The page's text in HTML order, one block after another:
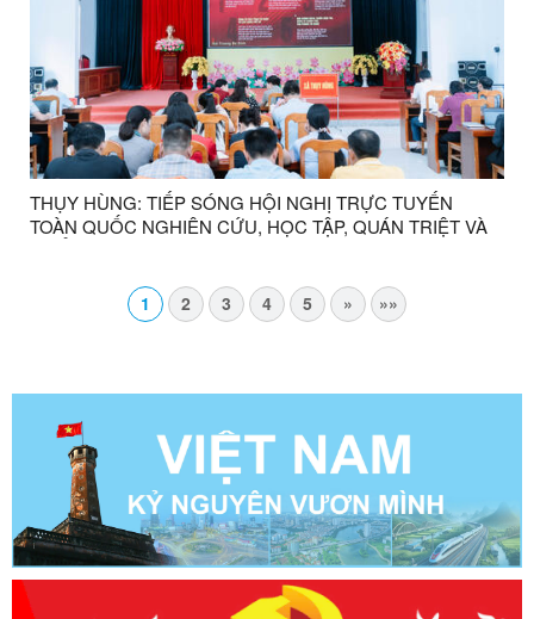
THỤY HÙNG: TIẾP SÓNG HỘI NGHỊ TRỰC TUYẾN
TOÀN QUỐC NGHIÊN CỨU, HỌC TẬP, QUÁN TRIỆT VÀ
1 2 3 4 5 » »»